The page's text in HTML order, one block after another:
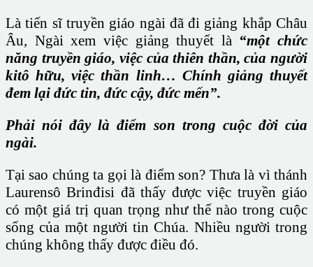
Là tiến sĩ truyền giáo ngài đã đi giảng khắp Châu
Âu, Ngài xem việc giảng thuyết là “một chức
năng truyền giáo, việc của thiên thần, của người
kitô hữu, việc thần linh… Chính giảng thuyết
đem lại đức tin, đức cậy, đức mến”.
Phải nói đây là điểm son trong cuộc đời của
ngài.
Tại sao chúng ta gọi là điểm son? Thưa là vì thánh
Laurensô Brinđisi đã thấy được việc truyền giáo
có một giá trị quan trọng như thế nào trong cuộc
sống của một người tin Chúa. Nhiều người trong
chúng không thấy được điều đó.